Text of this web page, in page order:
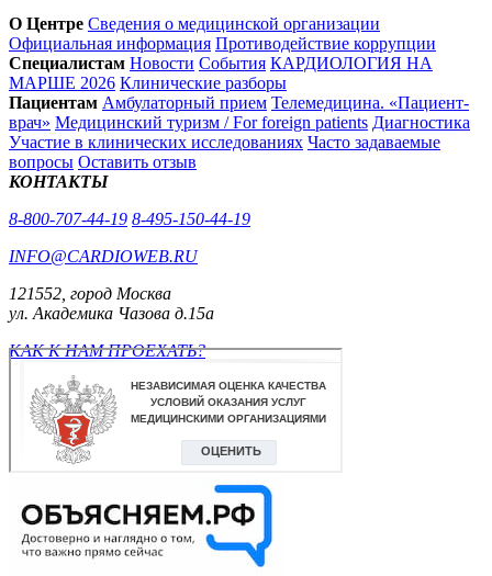
О Центре Сведения о медицинской организации
Официальная информация Противодействие коррупции
Специалистам Новости События КАРДИОЛОГИЯ НА
МАРШЕ 2026 Клинические разборы
Пациентам Амбулаторный прием Телемедицина. «Пациент-
врач» Медицинский туризм / For foreign patients Диагностика
Участие в клинических исследованиях Часто задаваемые
вопросы Оставить отзыв
КОНТАКТЫ
8-800-707-44-19 8-495-150-44-19
INFO@CARDIOWEB.RU
121552, город Москва
ул. Академика Чазова д.15а
КАК К НАМ ПРОЕХАТЬ?